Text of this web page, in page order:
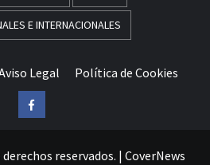
E INTERNACIONALES
Legal Política de Cookies
Facebook
reservados. | CoverNews